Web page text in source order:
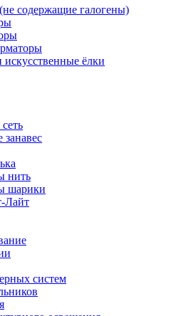
содержащие галогены)
ёлки
нить
шарики
Лайт
систем